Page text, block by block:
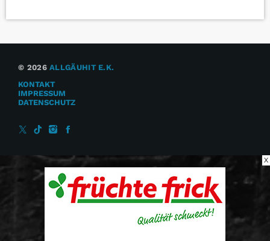
© 2026ALLGÄUHIT E.K.
KONTAKT
IMPRESSUM
DATENSCHUTZ
X